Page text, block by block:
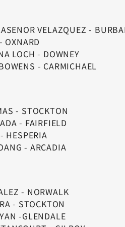
VELAZQUEZ -
OXNARD
LOCH - DOWNEY
- CARMICHAEL
- STOCKTON
- FAIRFIELD
HESPERIA
- ARCADIA
- NORWALK
- STOCKTON
-GLENDALE